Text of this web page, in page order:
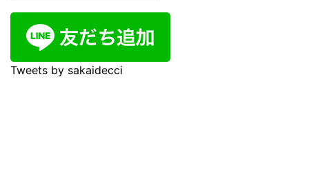
Tweets by sakaidecci